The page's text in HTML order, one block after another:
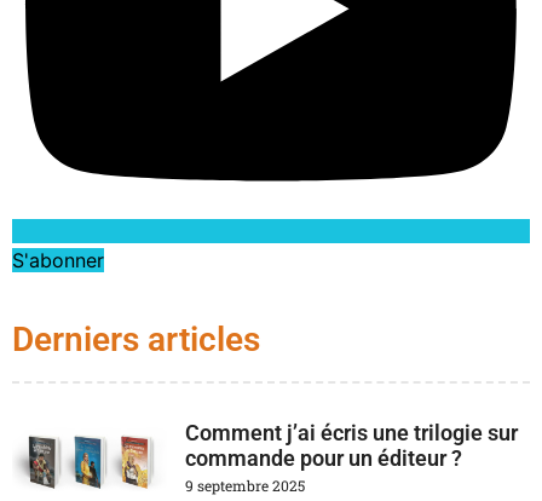
S'abonner
Derniers articles
Comment j’ai écris une trilogie sur
commande pour un éditeur ?
9 septembre 2025